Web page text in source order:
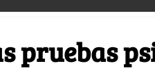
pruebas